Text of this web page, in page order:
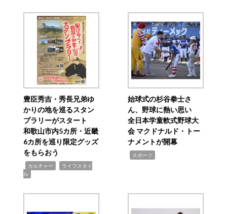
豊臣秀吉・秀長兄弟ゆ
かりの地を巡るスタン
プラリーがスタート
和歌山市内5カ所・近畿
6カ所を巡り限定グッズ
をもらおう
カルチャー
ライフスタイ
ル
始球式の杉谷拳士さ
ん、野球に熱い思い
全日本学童軟式野球大
会 マクドナルド・トー
ナメントが開幕
スポーツ